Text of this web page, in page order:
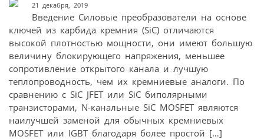
21 декабря, 2019
Введение Силовые преобразователи на основе
ключей из карбида кремния (SiC) отличаются
высокой плотностью мощности, они имеют большую
величину блокирующего напряжения, меньшее
сопротивление открытого канала и лучшую
теплопроводность, чем их кремниевые аналоги. По
сравнению с SiC JFET или SiC биполярными
транзисторами, N-канальные SiC MOSFET являются
наилучшей заменой для обычных кремниевых
MOSFET или IGBT благодаря более простой […]